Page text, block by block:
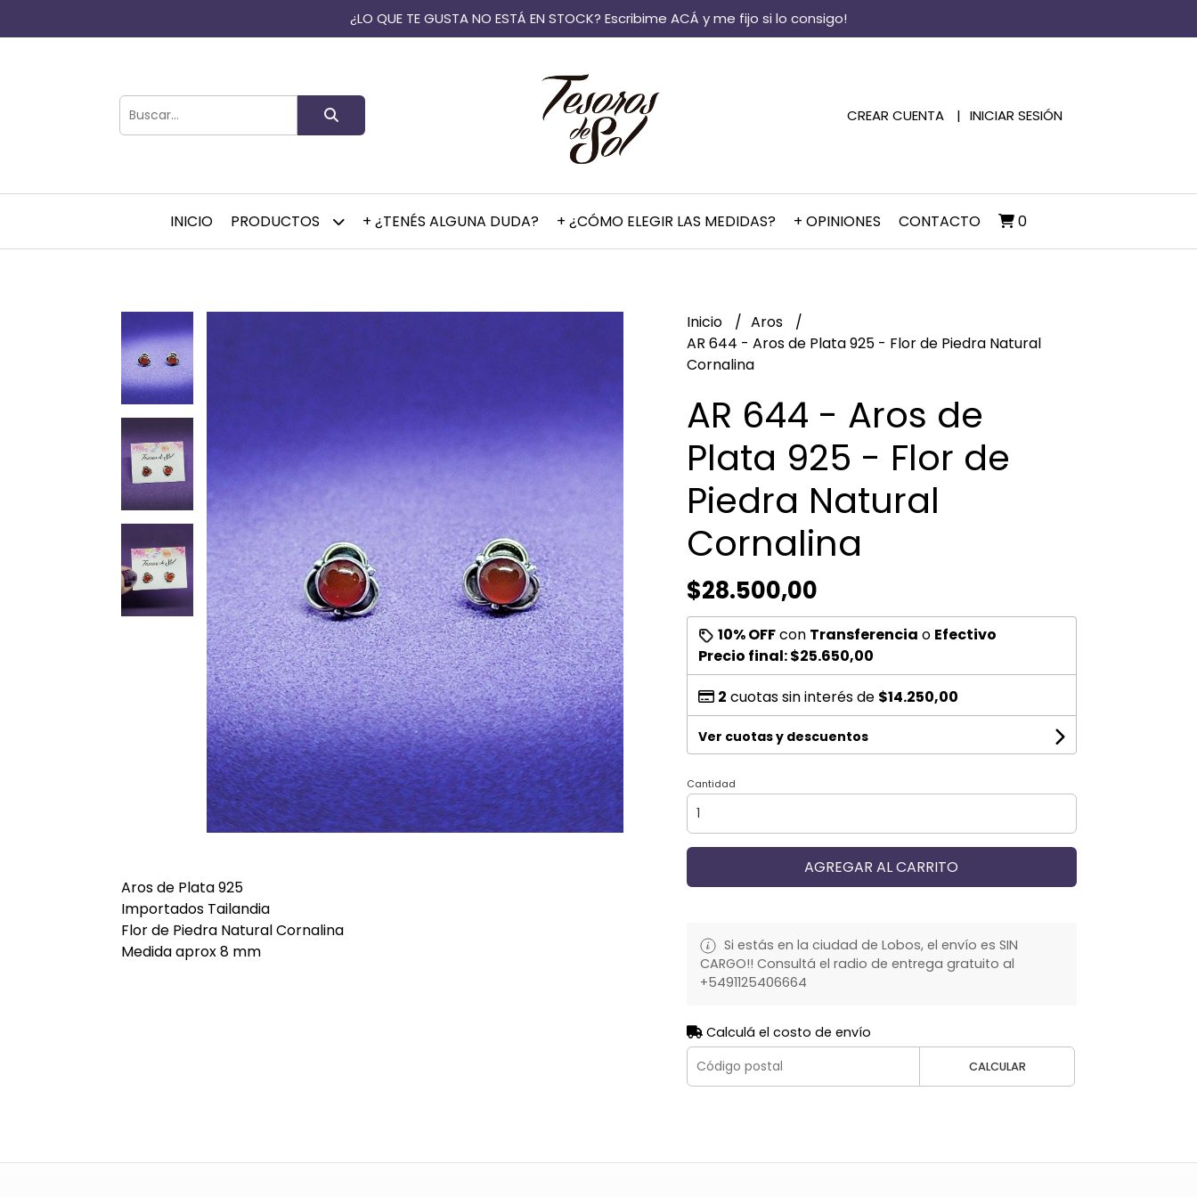
¿LO QUE TE GUSTA NO ESTÁ EN STOCK? Escribime ACÁ y me fijo si lo consigo!
CREAR CUENTA INICIAR SESIÓN
INICIO PRODUCTOS + ¿TENÉS ALGUNA DUDA? + ¿CÓMO ELEGIR LAS MEDIDAS? + OPINIONES CONTACTO 0
Aros de Plata 925
Importados Tailandia
Flor de Piedra Natural Cornalina
Medida aprox 8 mm
Inicio
Aros
AR 644 - Aros de Plata 925 - Flor de Piedra Natural
Cornalina
AR 644 - Aros de
Plata 925 - Flor de
Piedra Natural
Cornalina
$28.500,00
10% OFFcon Transferencia o Efectivo
Precio final:$25.650,00
2 cuotas sin interés de $14.250,00
Ver cuotas y descuentos
Cantidad
AGREGAR AL CARRITO
Si estás en la ciudad de Lobos, el envío es SIN
CARGO!! Consultá el radio de entrega gratuito al
+5491125406664
Calculá el costo de envío
CALCULAR